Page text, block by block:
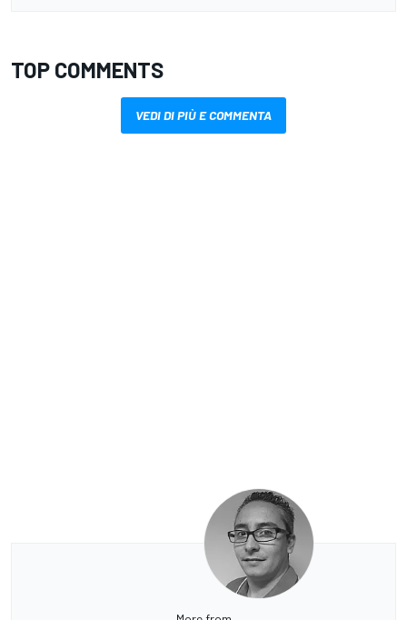
TOP COMMENTS
VEDI DI PIÙ E COMMENTA